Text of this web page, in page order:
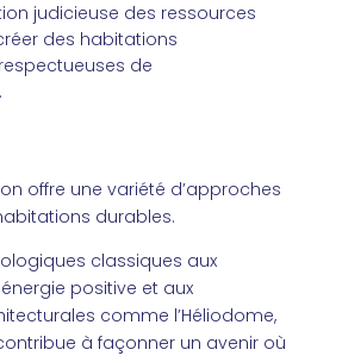
judicieuse des ressources
des habitations
de
offre une variété d’approches
durables.
classiques aux
positive et aux
comme l’Héliodome,
à façonner un avenir où